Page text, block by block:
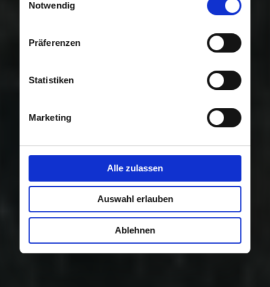
Nutzung der Dienste gesammelt haben.
Notwendig
Präferenzen
Statistiken
Marketing
Alle zulassen
Auswahl erlauben
Ablehnen